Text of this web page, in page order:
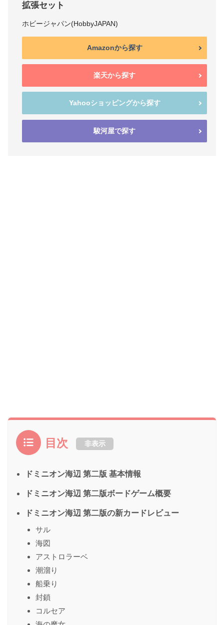
拡張セット
ホビージャパン(HobbyJAPAN)
Amazonから探す
楽天から探す
Yahooショッピングから探す
駿河屋で探す
目次 非表示
ドミニオン海辺 第二版 基本情報
ドミニオン海辺 第二版ボードゲーム概要
ドミニオン海辺 第二版の新カードレビュー
サル
海図
アストロラーベ
潮溜り
船乗り
封鎖
コルセア